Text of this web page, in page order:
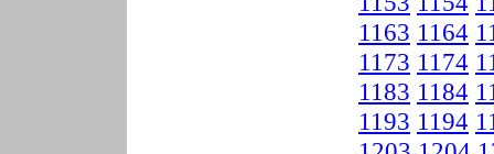
1163 1164
1173 1174
1183 1184
1193 1194